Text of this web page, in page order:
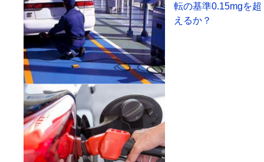
転の基準0.15mgを超
えるか？